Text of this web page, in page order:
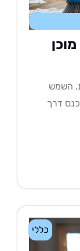
כללי